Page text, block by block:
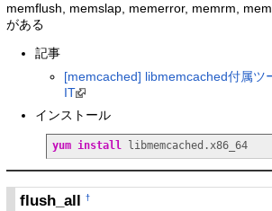
memflush, memslap, memerror, memrm,
がある
記事
[memcached] libmemcached付属ツ
IT
インストール
yum install libmemcached.x86_64
flush_all†